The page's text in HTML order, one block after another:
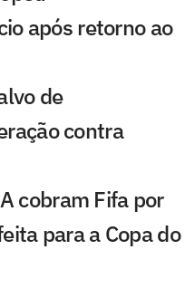
após retorno ao
de
contra
cobram Fifa por
para a Copa do